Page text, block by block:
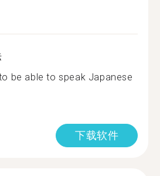
be able to speak Japanese
下载软件